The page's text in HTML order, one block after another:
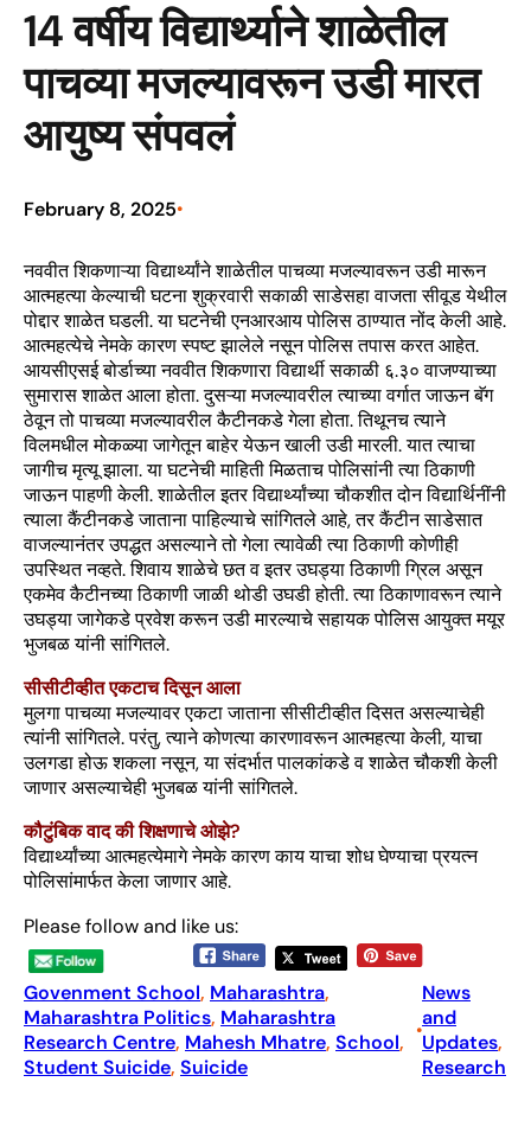
14 वर्षीय विद्यार्थ्याने शाळेतील
पाचव्या मजल्यावरून उडी मारत
आयुष्य संपवलं
February 8, 2025•
नववीत शिकणाऱ्या विद्यार्थ्यांने शाळेतील पाचव्या मजल्यावरून उडी मारून
आत्महत्या केल्याची घटना शुक्रवारी सकाळी साडेसहा वाजता सीवूड येथील
पोद्दार शाळेत घडली. या घटनेची एनआरआय पोलिस ठाण्यात नोंद केली आहे.
आत्महत्येचे नेमके कारण स्पष्ट झालेले नसून पोलिस तपास करत आहेत.
आयसीएसई बोर्डाच्या नववीत शिकणारा विद्यार्थी सकाळी ६.३० वाजण्याच्या
सुमारास शाळेत आला होता. दुसऱ्या मजल्यावरील त्याच्या वर्गात जाऊन बॅग
ठेवून तो पाचव्या मजल्यावरील कैटीनकडे गेला होता. तिथूनच त्याने
विलमधील मोकळ्या जागेतून बाहेर येऊन खाली उडी मारली. यात त्याचा
जागीच मृत्यू झाला. या घटनेची माहिती मिळताच पोलिसांनी त्या ठिकाणी
जाऊन पाहणी केली. शाळेतील इतर विद्यार्थ्यांच्या चौकशीत दोन विद्यार्थिनींनी
त्याला कैंटीनकडे जाताना पाहिल्याचे सांगितले आहे, तर कैंटीन साडेसात
वाजल्यानंतर उपद्धत असल्याने तो गेला त्यावेळी त्या ठिकाणी कोणीही
उपस्थित नव्हते. शिवाय शाळेचे छत व इतर उघड्या ठिकाणी ग्रिल असून
एकमेव कैटीनच्या ठिकाणी जाळी थोडी उघडी होती. त्या ठिकाणावरून त्याने
उघड्या जागेकडे प्रवेश करून उडी मारल्याचे सहायक पोलिस आयुक्त मयूर
भुजबळ यांनी सांगितले.
सीसीटीव्हीत एकटाच दिसून आला
मुलगा पाचव्या मजल्यावर एकटा जाताना सीसीटीव्हीत दिसत असल्याचेही
त्यांनी सांगितले. परंतु, त्याने कोणत्या कारणावरून आत्महत्या केली, याचा
उलगडा होऊ शकला नसून, या संदर्भात पालकांकडे व शाळेत चौकशी केली
जाणार असल्याचेही भुजबळ यांनी सांगितले.
कौटुंबिक वाद की शिक्षणाचे ओझे?
विद्यार्थ्यांच्या आत्महत्येमागे नेमके कारण काय याचा शोध घेण्याचा प्रयत्न
पोलिसांमार्फत केला जाणार आहे.
Please follow and like us:
Govenment School, Maharashtra
Maharashtra Politics, Maharashtra
Research Centre, Mahesh Mhatre, School
Student Suicide, Suicide
•
News
and
Updates
Research